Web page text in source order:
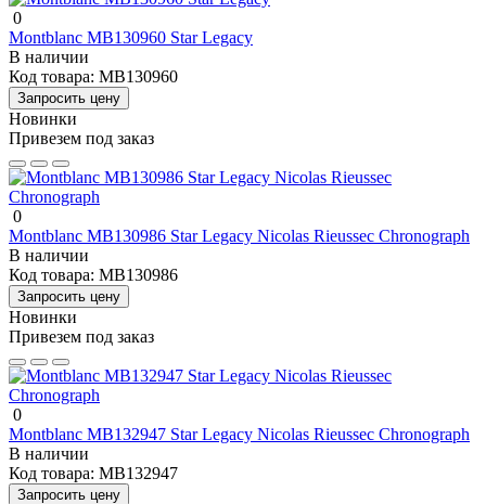
0
Montblanc MB130960 Star Legacy
В наличии
Код товара: MB130960
Запросить цену
Новинки
Привезем под заказ
0
Montblanc MB130986 Star Legacy Nicolas Rieussec Chronograph
В наличии
Код товара: MB130986
Запросить цену
Новинки
Привезем под заказ
0
Montblanc MB132947 Star Legacy Nicolas Rieussec Chronograph
В наличии
Код товара: MB132947
Запросить цену